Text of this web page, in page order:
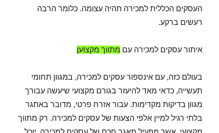
העסקים הכללית למכירה תהיה עצומה. כלומר הרבה
רעשים ברקע.
איתור עסקים למכירה עם מתווך מקצוען
בעולם כזה, עם אינספור עסקים למכירה, במגוון תחומי
תעשייה, כדאי מאד להיעזר בגורם מקצועי שיעשה עבורך
מגוון בדיקות מקדימות. עבור אזרח פרטי, מדובר באתגר
בלתי רגיל למיין אלפי הצעות של עסקים למכירה. רק מתווך